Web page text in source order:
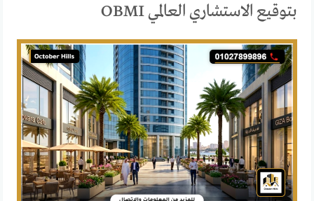
بتوقيع الاستشاري العالمي OBMI